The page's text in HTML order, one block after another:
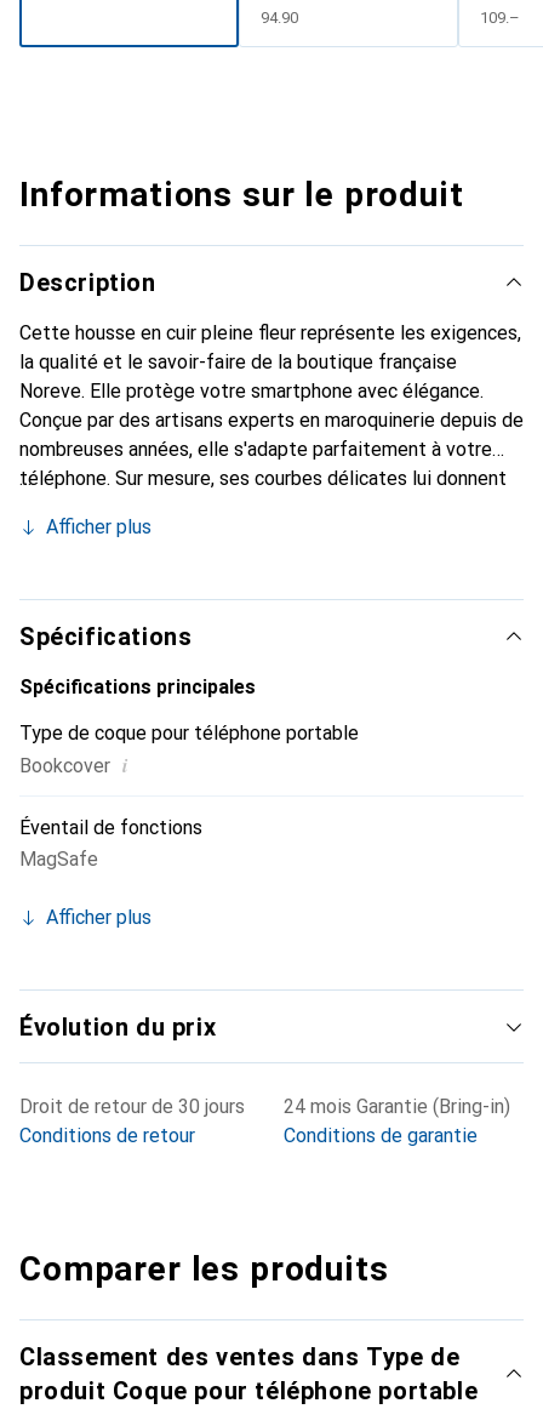
CHF
94.90 CHF
109.–
Informations sur le produit
Description
Cette housse en cuir pleine fleur représente les exigences,
la qualité et le savoir-faire de la boutique française
Noreve. Elle protège votre smartphone avec élégance.
Conçue par des artisans experts en maroquinerie depuis de
nombreuses années, elle s'adapte parfaitement à votre
téléphone. Sur mesure, ses courbes délicates lui donnent
chic et essentiel de votre smartphone. Reconnaître
marque Noreve est un choix sûr pour une clientèle
exigeante.
Afficher plus
Spécifications
Spécifications principales
Type de coque pour téléphone portable
Bookcover i
Éventail de fonctions
MagSafe
Afficher plus
Évolution du prix
Droit de retour de 30 jours
Conditions de retour
24 mois Garantie (Bring-in)
Conditions de garantie
Comparer les produits
Classement des ventes dans Type de
produit Coque pour téléphone portable